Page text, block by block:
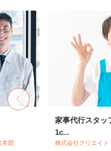
部
家事代行スタッ
1c...
株式会社クリエイ